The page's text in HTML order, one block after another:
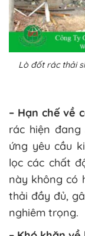
Lò đốt rác thải
– Hạn chế về
rác hiện đang
ứng yêu cầu
lọc các chất
này không có
thải đầy đủ,
nghiêm trọng​.